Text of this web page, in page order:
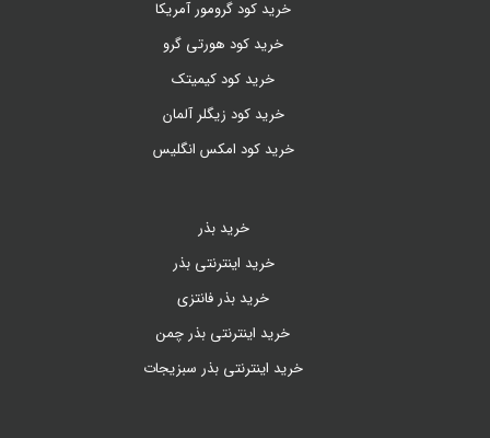
خرید کود گرومور آمریکا
خرید کود هورتی گرو
خرید کود کیمیتک
خرید کود زیگلر آلمان
خرید کود امکس انگلیس
خرید بذر
خرید اینترنتی بذر
خرید بذر فانتزی
خرید اینترنتی بذر چمن
خرید اینترنتی بذر سبزیجات